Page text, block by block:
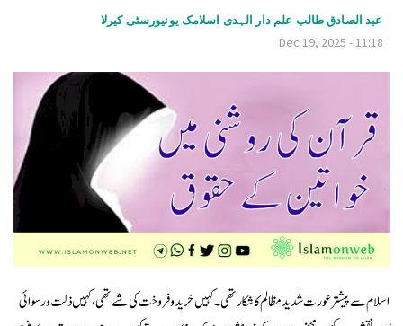
g
i
o
عبد الصادق طالب علم دار الہدی اسلامک یونیورسٹی کیرلا
Dec 19, 2025 - 11:18
اسلام سے پیشتر عورت شدید مظالم کا شکار تھی۔ کہیں خرید و فروخت کی شے تھی، کہیں ذلت و رسوائی